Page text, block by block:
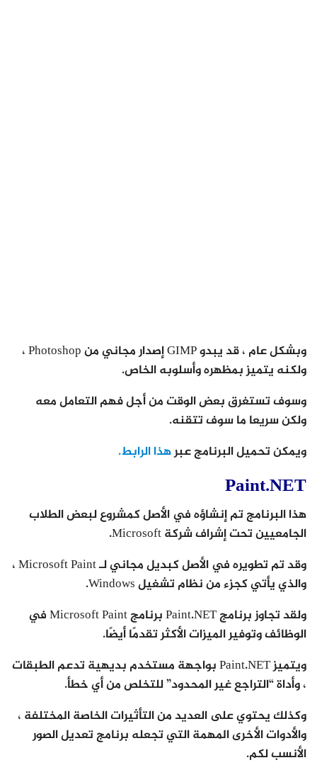
وبشكل عام ، قد يبدو GIMP إصدار مجاني من Photoshop ،
ولكنه يتميز بمظهره وأسلوبه الخاص.
وسوف تستغرق بعض الوقت من أجل فهم التعامل معه
ولكن سريعا ما سوف تتقنه.
ويمكن تحميل البرنامج عبرهذا الرابط.
Paint.NET
هذا البرنامج تم إنشاؤه في الأصل كمشروع لبعض الطلاب
الجامعيين تحت إشراف شركة Microsoft.
وقد تم تطويره في الأصل كبديل مجاني لـ Microsoft Paint ،
والذي يأتي كجزء من نظام تشغيل Windows.
ولقد تجاوز برنامج Paint.NET برنامج Microsoft Paint في
الوظائف وتوفير الميزات الأكثر تقدمًا أيضًا.
ويتميز Paint.NET بواجهة مستخدم بديهية تدعم الطبقات
، وأداة “التراجع غير المحدود” للتخلص من أي خطأ.
وكذلك يحتوي على العديد من التأثيرات الخاصة المختلفة ،
والأدوات الأخرى المهمة التي تجعله برنامج تعديل الصور
الأنسب لكم.